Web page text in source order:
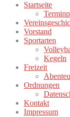
Startseite
Vorstand
Sportarten
Kegeln
Freizeit
Ordnungen
Kontakt
Impressum